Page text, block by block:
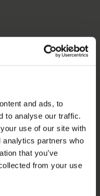
and ads, to
to analyse our traffic.
use of our site with
analytics partners who
that you’ve
from your use